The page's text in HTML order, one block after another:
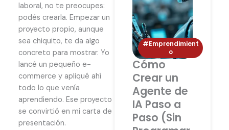
laboral, no te preocupes:
podés crearla. Empezar un
proyecto propio, aunque
sea chiquito, te da algo
concreto para mostrar. Yo
lancé un pequeño e-
commerce y apliqué ahí
todo lo que venía
aprendiendo. Ese proyecto
se convirtió en mi carta de
presentación.
#Emprendimient
o
Cómo
Crear un
Agente de
IA Paso a
Paso (Sin